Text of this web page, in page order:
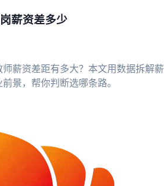
薪资差多少
薪资差距有多大？本文用数据拆解薪
景，帮你判断选哪条路。